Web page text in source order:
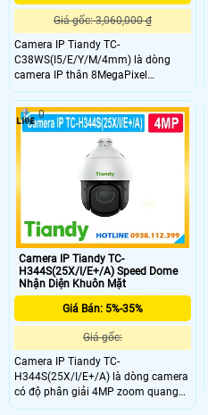
Giá gốc: 3,060,000 ₫
Camera IP Tiandy TC-
C38WS(I5/E/Y/M/4mm) là dòng
camera IP thân 8MegaPixel
Starlight, mang đến hình ảnh chất
lượng và rõ ràng. Sản phẩm hỗ trợ
hồng ngoại lên đến 50m,công nghệ
chống ngược sáng WDR 120dB,
micro tích hợp, chuẩn IP67, phù hợp
lắp đặt trong nhà và ngoài trời hiệu
Camera IP Tiandy TC-
H344S(25X/I/E+/A) Speed Dome
Nhận Diện Khuôn Mặt
Giá Bán: 5%-35%
Giá gốc:
Camera IP Tiandy TC-
H344S(25X/I/E+/A) là dòng camera
có độ phân giải 4MP zoom quang
học 25x và zoom số 16. Tầm quan
0